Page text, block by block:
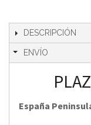
DESCRIPCIÓN
ENVÍO
España